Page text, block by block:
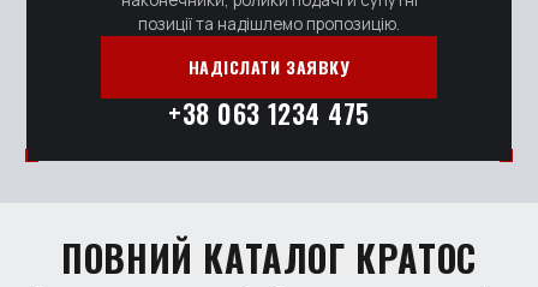
позиції та надішлемо пропозицію.
НАДІСЛАТИ ЗАЯВКУ
+38 063 1234 475
ПОВНИЙ КАТАЛОГ КРАТОС